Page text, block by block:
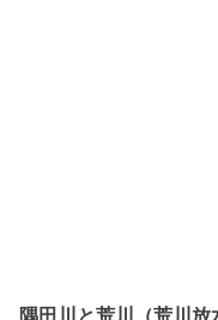
隅田川と荒川（荒川